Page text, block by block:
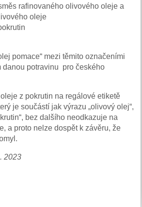
rafinovaného olivového oleje a
oleje
pomace“ mezi těmito označeními
danou potravinu pro českého
z pokrutin na regálové etiketě
je součástí jak výrazu „olivový olej“,
bez dalšího neodkazuje na
a proto nelze dospět k závěru, že
2023